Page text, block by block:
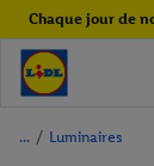
Chaque jour de
/ Luminaires